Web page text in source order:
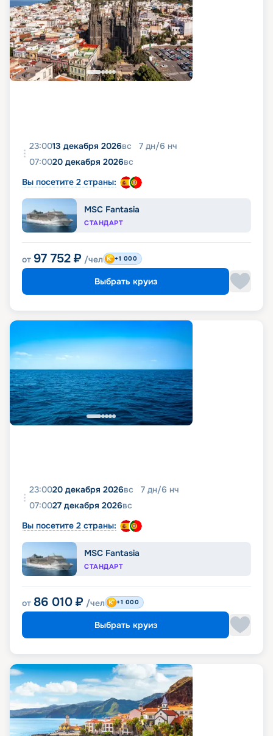
23:0013 декабря 2026вс 7 дн/6 нч
07:0020 декабря 2026вс
Вы посетите 2 страны:
MSC Fantasia
СТАНДАРТ
от 97 752 ₽ /чел +1 000
Выбрать круиз
23:0020 декабря 2026вс 7 дн/6 нч
07:0027 декабря 2026вс
Вы посетите 2 страны:
MSC Fantasia
СТАНДАРТ
от 86 010 ₽ /чел +1 000
Выбрать круиз